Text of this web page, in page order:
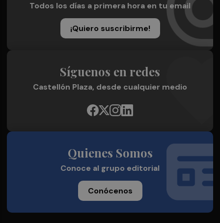
Todos los días a primera hora en tu email
¡Quiero suscribirme!
Síguenos en redes
Castellón Plaza, desde cualquier medio
Quienes Somos
Conoce al grupo editorial
Conócenos